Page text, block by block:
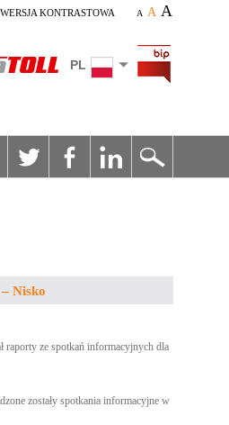
WERSJA KONTRASTOWA A A A
PL
Nisko
raporty ze spotkań informacyjnych dla
zostały spotkania informacyjne w